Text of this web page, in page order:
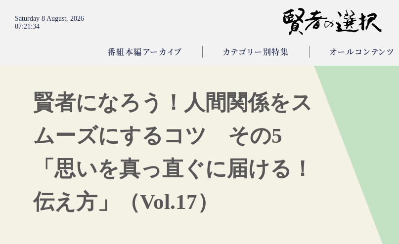
番組本編アーカイブ カテゴリー別特集 オールコンテンツ
Saturday 8 August, 2026
07:21:35
賢者になろう！人間関係をス
ムーズにするコツ その5
「思いを真っ直ぐに届ける！
伝え方」（Vol.17）